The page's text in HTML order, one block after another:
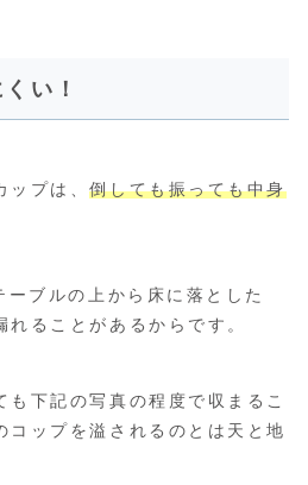
い！
ップは、倒しても振っても中身
ーブルの上から床に落とした
れることがあるからです。
も下記の写真の程度で収まるこ
コップを溢されるのとは天と地